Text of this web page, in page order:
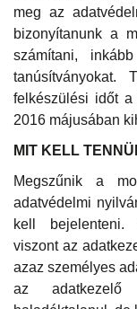
meg az
bizonyítanunk a
számítani,
felkészülési időt a
2016 májusában
MIT KELL
Megszűnik a
adatvédelmi
kell bejelenteni.
viszont az
azaz személyes
az adatkezelő